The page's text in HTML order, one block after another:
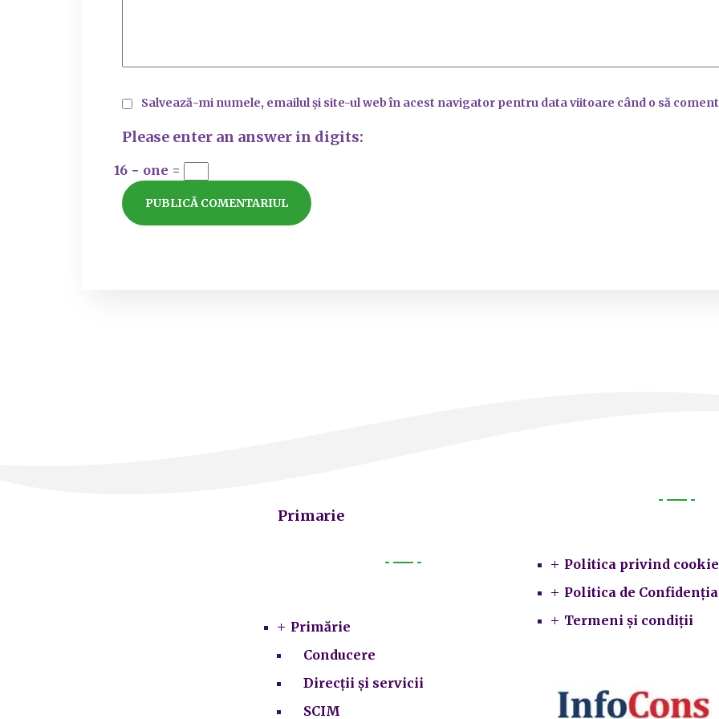
Salvează-mi numele, emailul și site-ul web în acest navigator pentru data viitoare când o să
Please enter an answer in digits:
16 − one =
Primarie
Primărie
Conducere
Direcții și servicii
SCIM
Politica privind
Politica de
Termeni și condiții